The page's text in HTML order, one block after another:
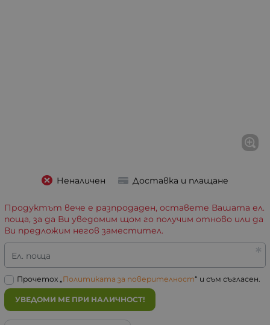
Неналичен Доставка и плащане
Продуктът вече е разпродаден, оставете Вашата ел.
поща, за да Ви уведомим щом го получим отново или да
Ви предложим негов заместител.
Ел. поща
Прочетох „ Политиката за поверителност“ и съм съгласен.
УВЕДОМИ МЕ ПРИ НАЛИЧНОСТ!